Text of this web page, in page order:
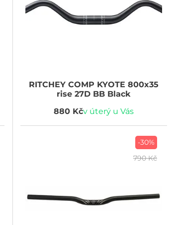
RITCHEYCOMP KYOTE 800x35
rise 27D BB Black
880 Kčv úterý u Vás
-30%
790 Kč